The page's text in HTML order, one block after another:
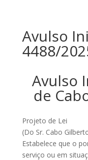
Avulso
4488/
Avulso
de
Projeto de Lei
(Do Sr. Cabo
Estabelece que o
serviço ou em